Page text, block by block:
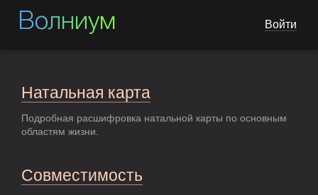
Волниум Войти
Натальная карта
Подробная расшифровка натальной карты по основным
областям жизни.
Совместимость